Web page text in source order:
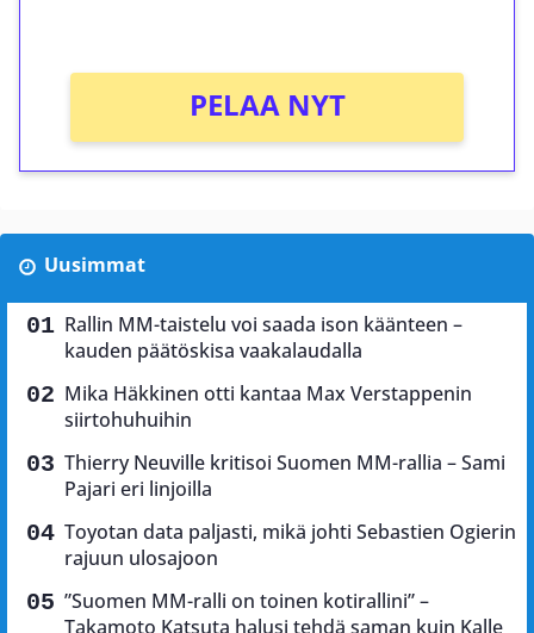
PELAA NYT
Uusimmat
Rallin MM-taistelu voi saada ison käänteen –
kauden päätöskisa vaakalaudalla
Mika Häkkinen otti kantaa Max Verstappenin
siirtohuhuihin
Thierry Neuville kritisoi Suomen MM-rallia – Sami
Pajari eri linjoilla
Toyotan data paljasti, mikä johti Sebastien Ogierin
rajuun ulosajoon
”Suomen MM-ralli on toinen kotirallini” –
Takamoto Katsuta halusi tehdä saman kuin Kalle